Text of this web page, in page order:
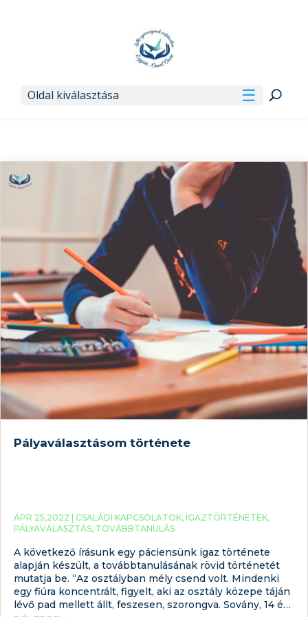
Oldal kiválasztása
Pályaválasztásom története
ÁPR 25,2022 | CSALÁDI KAPCSOLATOK, IGAZTÖRTÉNETEK,
PÁLYAVÁLASZTÁS, TOVÁBBTANULÁS
A következő írásunk egy páciensünk igaz története
alapján készült, a továbbtanulásának rövid történetét
mutatja be. “Az osztályban mély csend volt. Mindenki
egy fiúra koncentrált, figyelt, aki az osztály közepe táján
lévő pad mellett állt, feszesen, szorongva. Sovány, 14 év